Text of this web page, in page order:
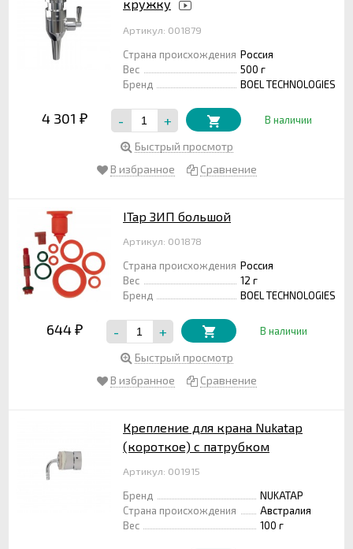
кружку
Артикул: 001879
Страна происхождения Россия
Вес
500 г
Бренд
BOEL TECHNOLOGIES
4 301 ₽ - + В наличии
Быстрый просмотр
В избранное
Сравнение
ITap ЗИП большой
Артикул: 001878
Страна происхождения Россия
Вес
12 г
Бренд
BOEL TECHNOLOGIES
644 ₽ - + В наличии
Быстрый просмотр
В избранное
Сравнение
Крепление для крана Nukatap
(короткое) с патрубком
Артикул: 001915
Бренд
NUKATAP
Страна происхождения
Австралия
Вес
100 г